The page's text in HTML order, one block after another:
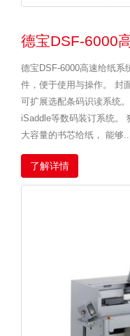
德宝DSF-6000
德宝DSF-6000高速给纸系
件，便于使用与操作。 封
可扩展选配条码识读系统
iSaddle等数码装订系统。
大容量的书芯给纸， 能够
了解详情